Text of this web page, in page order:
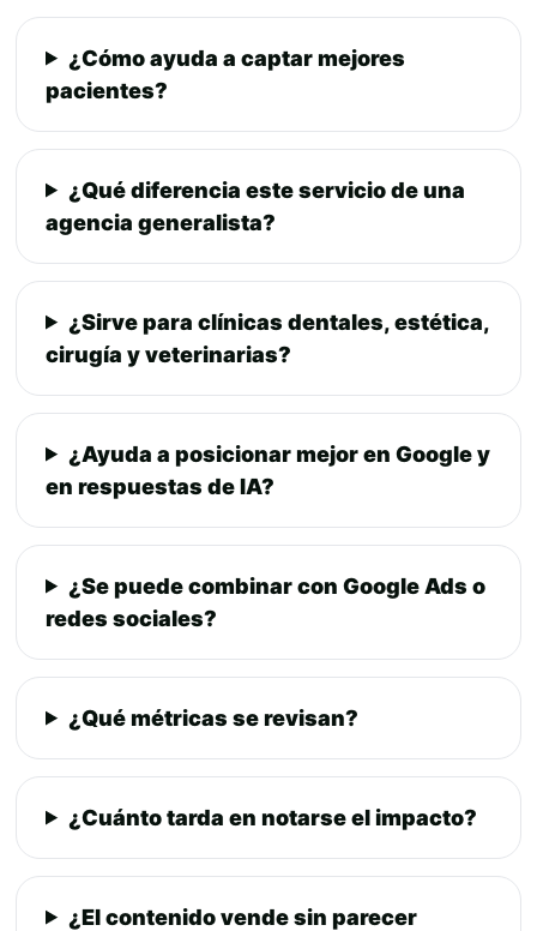
¿Cómo ayuda a captar mejores
pacientes?
¿Qué diferencia este servicio de una
agencia generalista?
¿Sirve para clínicas dentales, estética,
cirugía y veterinarias?
¿Ayuda a posicionar mejor en Google y
en respuestas de IA?
¿Se puede combinar con Google Ads o
redes sociales?
¿Qué métricas se revisan?
¿Cuánto tarda en notarse el impacto?
¿El contenido vende sin parecer